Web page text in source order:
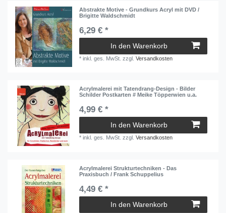
Abstrakte Motive - Grundkurs Acryl mit DVD /
Brigitte Waldschmidt
6,29 € *
In den Warenkorb
*inkl. ges. MwSt. zzgl.Versandkosten
Acrylmalerei mit Tatendrang-Design - Bilder
Schilder Postkarten # Meike Töpperwien u.a.
4,99 € *
In den Warenkorb
*inkl. ges. MwSt. zzgl.Versandkosten
Acrylmalerei Strukturtechniken - Das
Praxisbuch / Frank Schuppelius
4,49 € *
In den Warenkorb